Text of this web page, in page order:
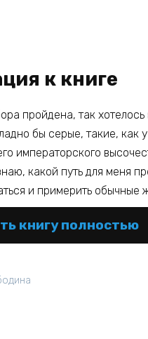
к книге
пройдена, так
бы серые, такие, как
императорского
какой путь для меня
и примерить обычные
книгу полностью